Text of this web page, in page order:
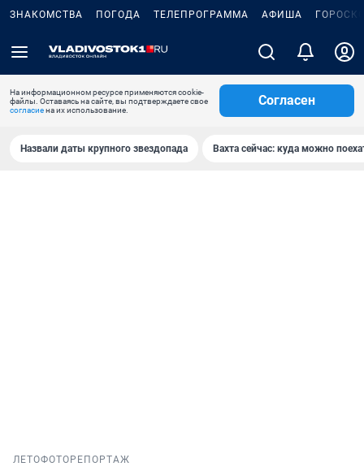
ЗНАКОМСТВА ПОГОДА ТЕЛЕПРОГРАММА АФИША
На информационном ресурсе применяются cookie-
файлы. Оставаясь на сайте, вы подтверждаете свое
согласиена их использование.
Согласен
Назвали даты крупного звездопада Вахта сейчас: куда можно
ЛЕТОФОТОРЕПОРТАЖ